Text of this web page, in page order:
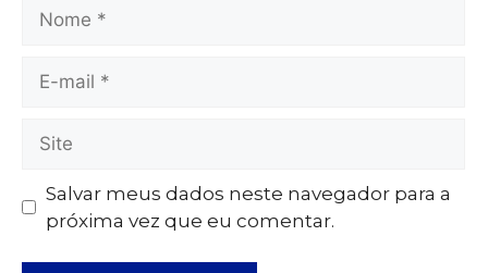
Salvar meus dados neste navegador para a
próxima vez que eu comentar.